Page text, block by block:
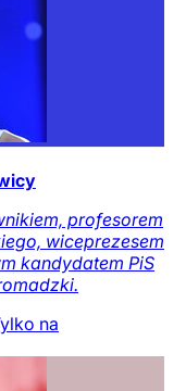
profesorem
wiceprezesem
kandydatem PiS
na